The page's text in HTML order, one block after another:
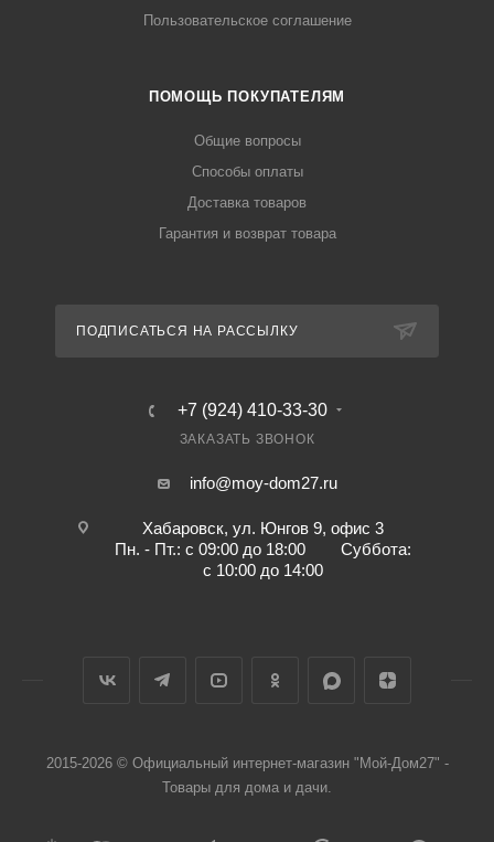
Пользовательское соглашение
ПОМОЩЬ ПОКУПАТЕЛЯМ
Общие вопросы
Способы оплаты
Доставка товаров
Гарантия и возврат товара
ПОДПИСАТЬСЯ НА РАССЫЛКУ
+7 (924) 410-33-30
ЗАКАЗАТЬ ЗВОНОК
info@moy-dom27.ru
Хабаровск, ул. Юнгов 9, офис 3
Пн. - Пт.: с 09:00 до 18:00 Суббота:
с 10:00 до 14:00
2015-2026 © Официальный интернет-магазин "Мой-Дом27" -
Товары для дома и дачи.